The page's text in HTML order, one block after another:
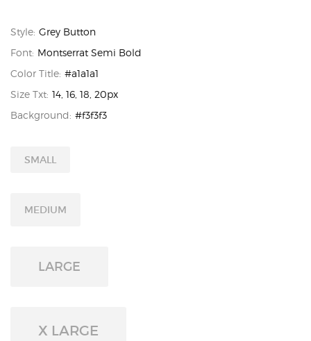
Style: Grey Button
Font: Montserrat Semi Bold
Color Title: #a1a1a1
Size Txt: 14, 16, 18, 20px
Background: #f3f3f3
SMALL
MEDIUM
LARGE
X LARGE